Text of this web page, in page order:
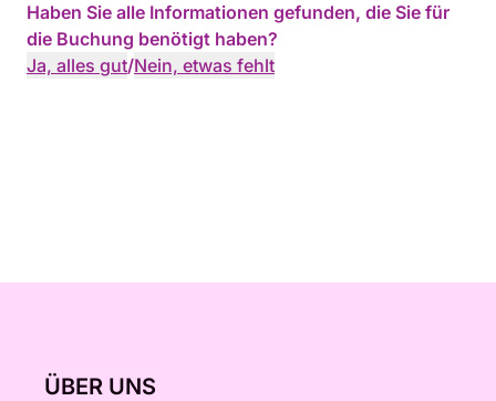
Haben Sie alle Informationen gefunden, die Sie für
die Buchung benötigt haben?
Ja, alles gut/Nein, etwas fehlt
ÜBER UNS